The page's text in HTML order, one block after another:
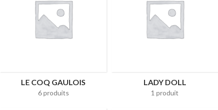
LE COQ GAULOIS
6 produits
LADY DOLL
1 produit